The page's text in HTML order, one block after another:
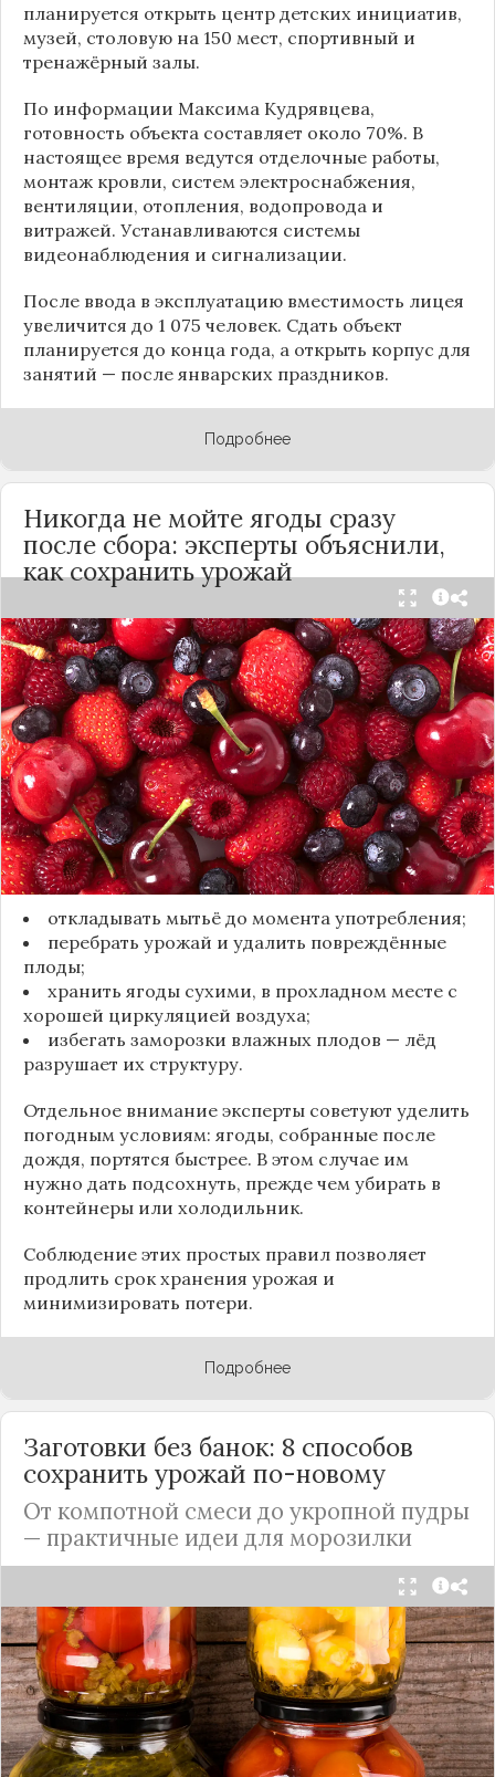
планируется открыть центр детских инициатив,
музей, столовую на 150 мест, спортивный и
тренажёрный залы.
По информации Максима Кудрявцева,
готовность объекта составляет около 70%. В
настоящее время ведутся отделочные работы,
монтаж кровли, систем электроснабжения,
вентиляции, отопления, водопровода и
витражей. Устанавливаются системы
видеонаблюдения и сигнализации.
После ввода в эксплуатацию вместимость лицея
увеличится до 1 075 человек. Сдать объект
планируется до конца года, а открыть корпус для
занятий — после январских праздников.
Подробнее
Никогда не мойте ягоды сразу
после сбора: эксперты объяснили,
как сохранить урожай
Мытьё ягод сразу после сбора может обернуться
полной потерей урожая. Как отмечает канал
«Сделай сам», на поверхности плодов есть
естественный восковой налёт, который играет
роль природного барьера. Он защищает ягоды
от пересыхания, бактерий и плесени. При
смывании этого слоя плоды быстро начинают
темнеть, покрываться налётом и терять вкус.
Чтобы ягоды сохранили свежесть, специалисты
рекомендуют:
откладывать мытьё до момента употребления;
перебрать урожай и удалить повреждённые
плоды;
хранить ягоды сухими, в прохладном месте с
хорошей циркуляцией воздуха;
избегать заморозки влажных плодов — лёд
разрушает их структуру.
Отдельное внимание эксперты советуют уделить
погодным условиям: ягоды, собранные после
дождя, портятся быстрее. В этом случае им
нужно дать подсохнуть, прежде чем убирать в
контейнеры или холодильник.
Соблюдение этих простых правил позволяет
продлить срок хранения урожая и
минимизировать потери.
Подробнее
Заготовки без банок: 8 способов
сохранить урожай по-новому
От компотной смеси до укропной пудры
— практичные идеи для морозилки
Каждый год, когда приходит пора богатого
урожая, я стараюсь сохранить максимум летних
витаминов. Закатки в банки — это, безусловно,
классика, которая никуда не уходит из нашей
жизни. Но современный подход к хранению
продуктов показывает, что есть и более простые,
быстрые и удобные способы.